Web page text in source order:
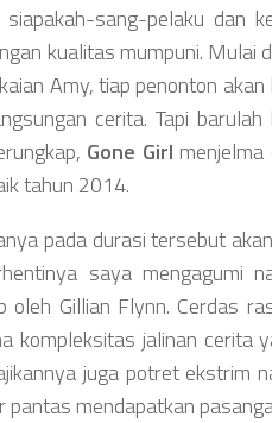
sang-pelaku dan
kualitas mumpuni. Mulai
Amy, tiap penonton
cerita. Tapi
Gone Girl
tahun 2014.
pada durasi tersebut
saya mengagumi
Gillian Flynn. Cerdas
kompleksitas jalinan cerita
juga potret ekstrim
pantas mendapatkan